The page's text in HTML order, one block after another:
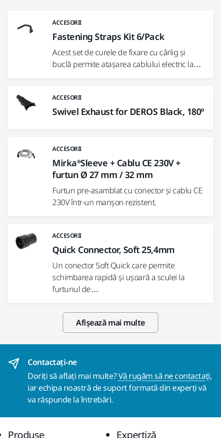
ACCESORII
Fastening Straps Kit 6/Pack
Acest set de curele de fixare cu cârlig și
buclă permite atașarea cablului electric la…
ACCESORII
Swivel Exhaust for DEROS Black, 180º
ACCESORII
Mirka®Sleeve + Cablu CE 230V +
furtun Ø 27 mm / 32 mm
Furtun pre-asamblat cu conector și cablu CE
230V într-un manșon rezistent.
ACCESORII
Quick Connector, Soft 25,4mm
Un conector Soft Quick care permite
schimbarea rapidă și ușoară a sculei la
furtunul de…
Afișează mai multe
Contactaţi-ne
Doriți să aflați mai multe?Vă rugăm să ne contactați,
iar echipa noastră de suport formată din experți vă
va răspunde la întrebări.
Produse Expertiză